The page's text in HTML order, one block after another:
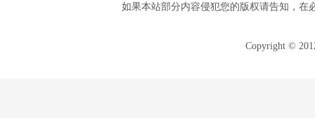
如果本站部分内容侵犯您的版权请告知，在
Copyright ©